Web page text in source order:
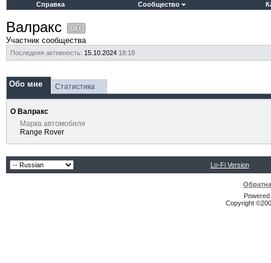
Справка Сообщество
Валракс
Участник сообщества
Последняя активность: 15.10.2024 18:18
Обо мне Статистика
О Валракс
Марка автомобиля
Range Rover
Lo-Fi Version
Copyright